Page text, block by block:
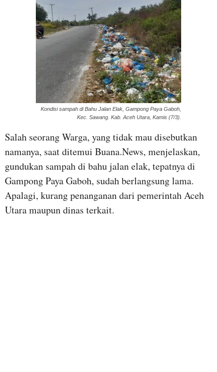
Kondisi sampah di Bahu Jalan Elak, Gampong Paya Gaboh,
Kec. Sawang. Kab. Aceh Utara, Kamis (7/3).
Salah seorang Warga, yang tidak mau disebutkan
namanya, saat ditemui Buana.News, menjelaskan,
gundukan sampah di bahu jalan elak, tepatnya di
Gampong Paya Gaboh, sudah berlangsung lama.
Apalagi, kurang penanganan dari pemerintah Aceh
Utara maupun dinas terkait.